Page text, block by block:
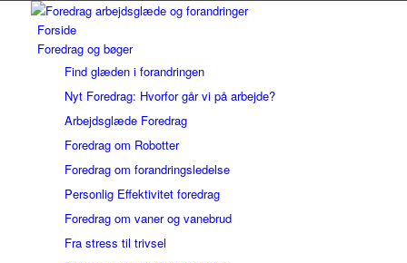
Forside
Foredrag og bøger
Find glæden i forandringen
Nyt Foredrag: Hvorfor går vi på arbejde?
Arbejdsglæde Foredrag
Foredrag om Robotter
Foredrag om forandringsledelse
Personlig Effektivitet foredrag
Foredrag om vaner og vanebrud
Fra stress til trivsel